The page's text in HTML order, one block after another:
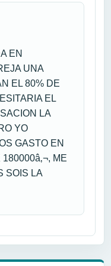
EN
UNA
EL 80% DE
EL
LA
YO
GASTO EN
ME
SOIS LA